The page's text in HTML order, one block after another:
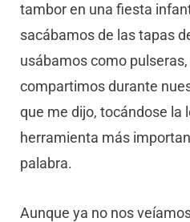
tambor en una fiesta
sacábamos de las tapas
usábamos como
compartimos durante
que me dijo, tocándose la
herramienta más
palabra.
Aunque ya no nos